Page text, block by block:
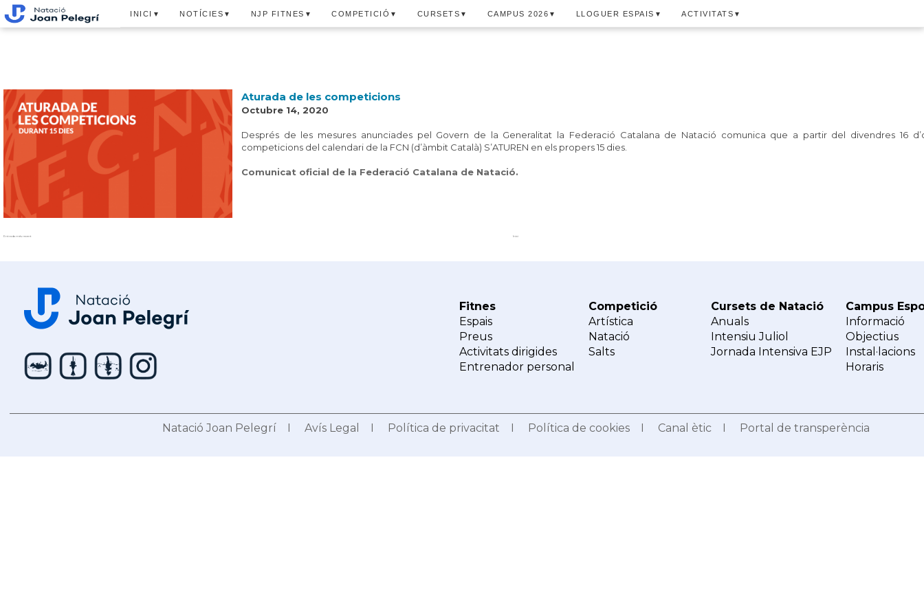
INICI ▼ NOTÍCIES ▼ NJP FITNES ▼ COMPETICIÓ ▼ CURSETS ▼ CAMPUS 2026 ▼ LLOGUER ESPAIS ▼ ACTIVITATS ▼
Aturada de les competicions
Octubre 14, 2020
Després de les mesures anunciades pel Govern de la Generalitat la Federació Catalana de Natació comunica que a partir del divendres 16
competicions del calendari de la FCN (d’àmbit Català) S’ATUREN en els propers 15 dies.
Comunicat oficial de la Federació Catalana de Natació.
Entrada més recent Inici
Fitnes
Espais
Preus
Activitats dirigides
Entrenador personal
Competició
Artística
Natació
Salts
Cursets de Natació
Anuals
Intensiu Juliol
Jornada Intensiva EJP
Campus
Informació
Objectius
Instal·lacions
Horaris
Natació Joan Pelegrí I Avís Legal I Política de privacitat I Política de cookiesI Canal èticI Portal de transperència